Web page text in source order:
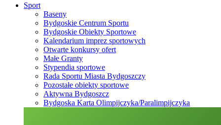
Sport
Baseny
Bydgoskie Centrum Sportu
Bydgoskie Obiekty Sportowe
Kalendarium imprez sportowych
Otwarte konkursy ofert
Małe Granty
Stypendia sportowe
Rada Sportu Miasta Bydgoszczy
Pozostałe obiekty sportowe
Aktywna Bydgoszcz
Bydgoska Karta Olimpijczyka/Paralimpijczyka